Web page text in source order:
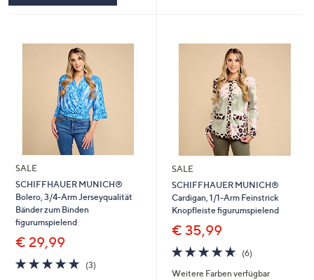
SALE
SCHIFFHAUER MUNICH®
Bolero, 3/4-Arm Jerseyqualität
Bänder zum Binden
figurumspielend
€ 29,99
4.7
von
(3)3
SALE
SCHIFFHAUER MUNICH®
Cardigan, 1/1-Arm Feinstrick
Knopfleiste figurumspielend
€ 35,99
4.7
von
5
(6)
Weitere Farben verfügbar